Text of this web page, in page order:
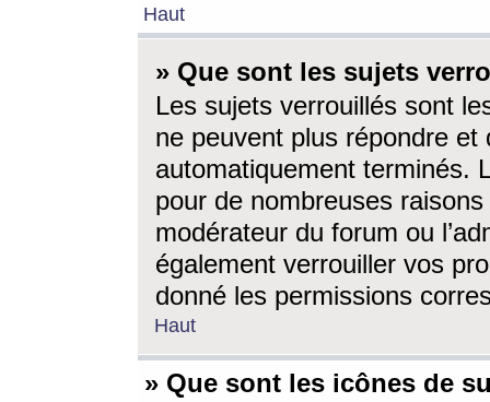
Haut
» Que sont les sujets
Les sujets verrouillés sont
ne peuvent plus répondre
automatiquement terminés.
pour de nombreuses
modérateur du forum ou
également verrouiller vos
donné les permissions
Haut
» Que sont les icônes de